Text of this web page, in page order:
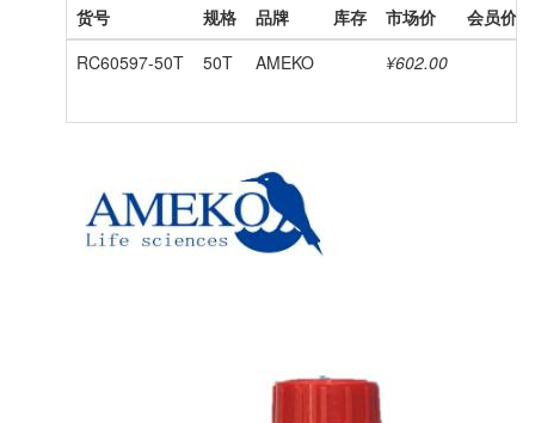
货号 规格 品牌 库存 市场价
会员价
RC60597-50T
50T AMEKO ¥602.00